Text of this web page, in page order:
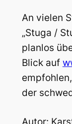
An vielen
„Stuga /
planlos
Blick auf
der